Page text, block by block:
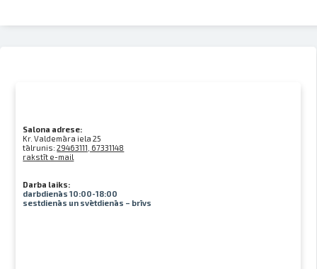
Salona adrese:
Kr. Valdemāra iela 25
tālrunis:29463111, 67331148
rakstīt e-mail
Darba laiks:
darbdienās 10:00-18:00
sestdienās un svētdienās – brīvs